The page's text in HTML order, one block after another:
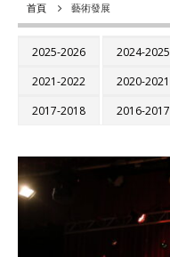
首頁 藝術發展
2025-2026 2024-2025
2021-2022
2020-2021
2017-2018
2016-2017